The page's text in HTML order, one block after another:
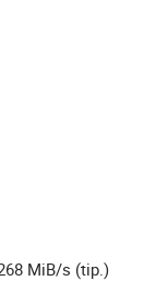
MiB/s (tip.)